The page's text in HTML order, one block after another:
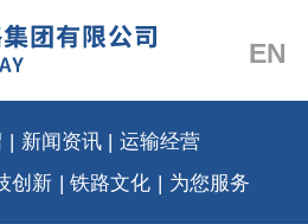
EN
新闻资讯
运输经营
创新 | 铁路文化 | 为您服务